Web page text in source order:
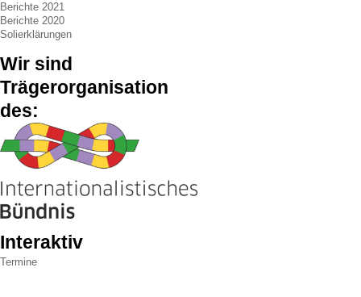
Berichte 2021
Berichte 2020
Solierklärungen
Wir sind
Trägerorganisation
des:
Interaktiv
Termine